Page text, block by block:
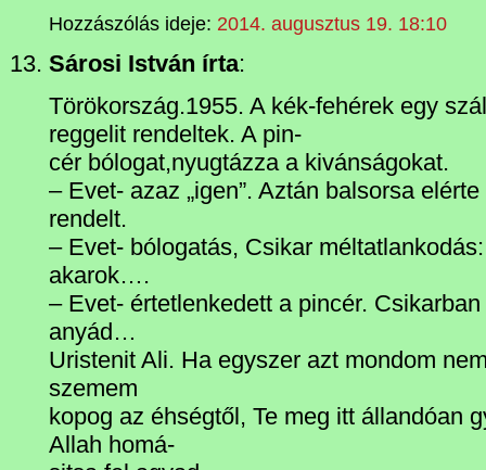
Hozzászólás ideje: 2014. augusztus 19. 18:10
Sárosi István írta:
Törökország.1955. A kék-fehérek egy
reggelit rendeltek. A pin-
cér bólogat,nyugtázza a kivánságokat.
– Evet- azaz „igen”. Aztán balsorsa
rendelt.
– Evet- bólogatás, Csikar
akarok….
– Evet- értetlenkedett a pincér.
anyád…
Uristenit Ali. Ha egyszer azt mondom
szemem
kopog az éhségtől, Te meg itt állandóan
Allah homá-